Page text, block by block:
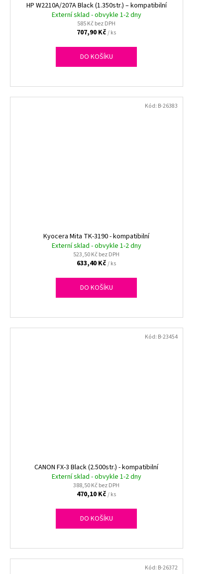
HP W2210A/207A Black (1.350str.) – kompatibilní
Externí sklad - obvykle 1-2 dny
585 Kč bez DPH
707,90 Kč/ ks
DO KOŠÍKU
Kyocera Mita TK-3190 - kompatibilní
Externí sklad - obvykle 1-2 dny
523,50 Kč bez DPH
633,40 Kč/ ks
DO KOŠÍKU
Kód: B-26383
CANON FX-3 Black (2.500str.) - kompatibilní
Externí sklad - obvykle 1-2 dny
388,50 Kč bez DPH
470,10 Kč/ ks
DO KOŠÍKU
Kód: B-23454
Kód: B-26372